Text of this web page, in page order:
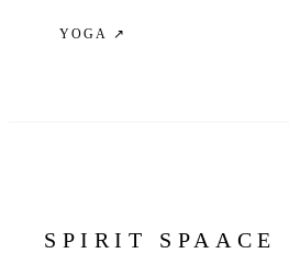
YOGA ↗
SPIRIT SPAACE